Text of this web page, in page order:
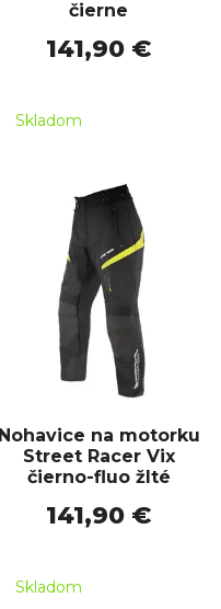
čierne
141,90 €
Skladom
Nohavice na motorku
Street Racer Vix
čierno-fluo žlté
141,90 €
Skladom